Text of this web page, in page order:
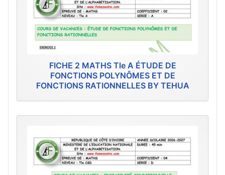
FICHE 2 MATHS Tle A ÉTUDE DE
FONCTIONS POLYNÔMES ET DE
FONCTIONS RATIONNELLES BY TEHUA